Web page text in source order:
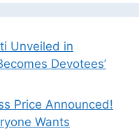
Unveiled in
Devotees’
Price Announced!
Wants